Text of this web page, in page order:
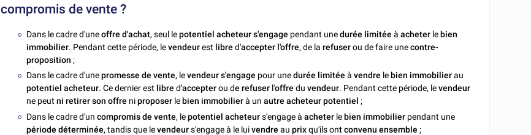
compromis de vente ?
Dans le cadre d'uneoffre d'achat, seul lepotentiel acheteur s'engage pendant unedurée limitéeàacheter le bien
immobilier. Pendant cette période, levendeurest libre d'accepter l'offre, de la refuserou de faire unecontre-
proposition ;
Dans le cadre d'unepromesse de vente, levendeur s'engage pour unedurée limitée àvendre le bien immobilierau
potentiel acheteur. Ce dernier est libre d'accepterou de refuser l'offreduvendeur. Pendant cette période, levendeur
ne peutni retirer son offre niproposer le bien immobilierà unautre acheteur potentiel ;
Dans le cadre d'uncompromis de vente, lepotentiel acheteurs'engage àacheter lebien immobilier pendant une
période déterminée, tandis que levendeurs'engage à le luivendre au prixqu'ils ont convenu ensemble ;